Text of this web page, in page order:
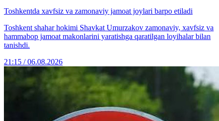
Toshkentda xavfsiz va zamonaviy jamoat joylari barpo etiladi
Toshkent shahar hokimi Shavkat Umurzakov zamonaviy, xavfsiz va
hammabop jamoat makonlarini yaratishga qaratilgan loyihalar bilan
tanishdi.
21:15 / 06.08.2026